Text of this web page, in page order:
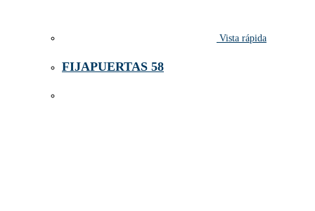
Vista rápida
FIJAPUERTAS 58